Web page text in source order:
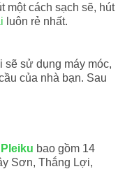
một cách sạch sẽ, hút
luôn rẻ nhất.
sẽ sử dụng máy móc,
của nhà bạn. Sau
bao gồm 14
Sơn, Thắng Lợi,